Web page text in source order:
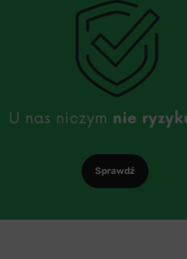
Sprawdź